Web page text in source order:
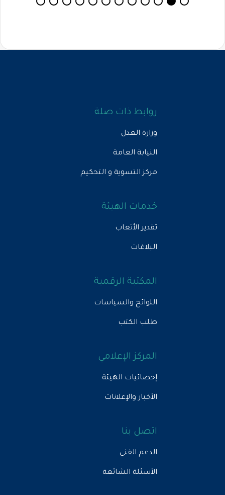
روابط ذات صلة
وزارة العدل
النيابة العامة
مركز التسوية و التحكيم
خدمات الهيئة
تقدير الأتعاب
البلاغات
المكتبة الرقمية
اللوائح والسياسات
طلب الكتب
المركز الإعلامي
إحصائيات الهيئة
الأخبار والإعلانات
اتصل بنا
الدعم الفني
الأسئلة الشائعة